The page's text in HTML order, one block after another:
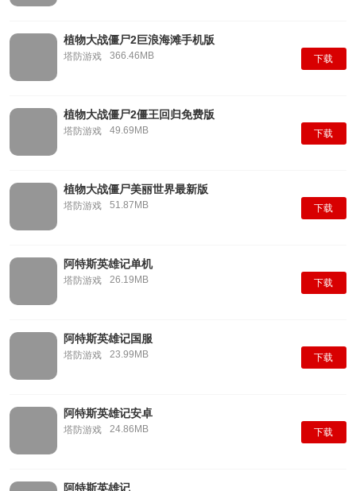
植物大战僵尸2巨浪海滩手机版
塔防游戏 366.46MB 下载
植物大战僵尸2僵王回归免费版
塔防游戏 49.69MB 下载
植物大战僵尸美丽世界最新版
塔防游戏 51.87MB 下载
阿特斯英雄记单机
塔防游戏 26.19MB 下载
阿特斯英雄记国服
塔防游戏 23.99MB 下载
阿特斯英雄记安卓
塔防游戏 24.86MB 下载
阿特斯英雄记